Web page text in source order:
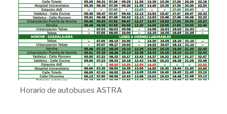
Horario de autobuses ASTRA